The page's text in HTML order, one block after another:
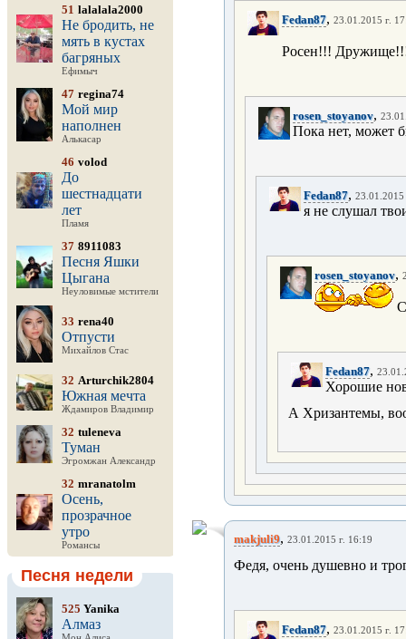
51 lalalala2000
Не бродить, не
мять в кустах
багряных
Ефимыч
47 regina74
Мой мир
наполнен
Алькасар
46 volod
До
шестнадцати
лет
Пламя
37 8911083
Песня Яшки
Цыгана
Неуловимые мстители
33 rena40
Отпусти
Михайлов Стас
32 Arturchik2804
Южная мечта
Ждамиров Владимир
32 tuleneva
Туман
Эгромжан Александр
32 mranatolm
Осень,
прозрачное
утро
Романсы
Песня недели
525 Yanika
Алмаз
Fedan87, 23.01.2015 г.
Росен!!!
rosen_stoyanov,
Пока нет, может
Fedan87, 23.01.2015
я не слушал
rosen_stoyanov,
Fedan87,
Хорошие
А Хризантемы,
makjuli9, 23.01.2015 г. 16:19
Федя, очень душевно и
Fedan87, 23.01.2015 г.